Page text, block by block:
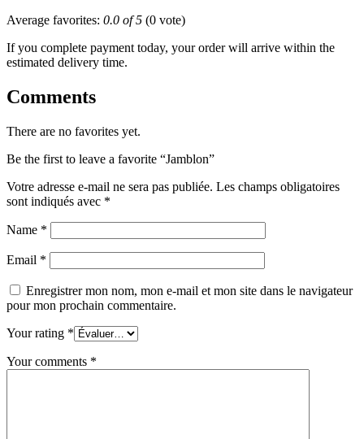
Average favorites: 0.0 of 5 (0 vote)
If you complete payment today, your order will arrive within the
estimated delivery time.
Comments
There are no favorites yet.
Be the first to leave a favorite “Jamblon”
Votre adresse e-mail ne sera pas publiée. Les champs obligatoires
sont indiqués avec *
Name *
Email *
Enregistrer mon nom, mon e-mail et mon site dans le navigateur
pour mon prochain commentaire.
Your rating *
Your comments *